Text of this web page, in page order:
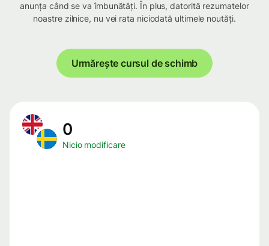
anunța când se va îmbunătăți. În plus, datorită rezumatelor
noastre zilnice, nu vei rata niciodată ultimele noutăți.
Urmărește cursul de schimb
0
Nicio modificare